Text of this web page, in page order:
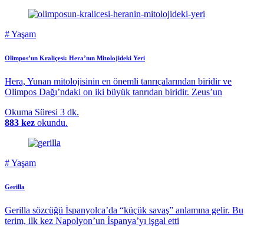
#Yaşam
Olimpos’un Kraliçesi: Hera’nın Mitolojideki Yeri
Hera, Yunan mitolojisinin en önemli tanrıçalarından biridir ve
Olimpos Dağı’ndaki on iki büyük tanrıdan biridir. Zeus’un
Okuma Süresi 3 dk.
883 kez okundu.
#Yaşam
Gerilla
Gerilla sözcüğü İspanyolca’da “küçük savaş” anlamına gelir. Bu
terim, ilk kez Napolyon’un İspanya’yı işgal etti